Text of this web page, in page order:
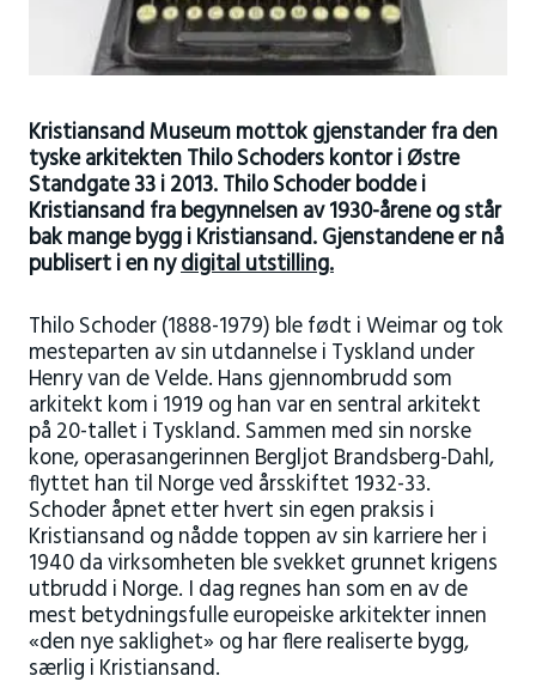
Kristiansand Museum mottok gjenstander fra den
tyske arkitekten Thilo Schoders kontor i Østre
Standgate 33 i 2013. Thilo Schoder bodde i
Kristiansand fra begynnelsen av 1930-årene og står
bak mange bygg i Kristiansand. Gjenstandene er nå
publisert i en nydigital utstilling.
Thilo Schoder (1888-1979) ble født i Weimar og tok
mesteparten av sin utdannelse i Tyskland under
Henry van de Velde. Hans gjennombrudd som
arkitekt kom i 1919 og han var en sentral arkitekt
på 20-tallet i Tyskland. Sammen med sin norske
kone, operasangerinnen Bergljot Brandsberg-Dahl,
flyttet han til Norge ved årsskiftet 1932-33.
Schoder åpnet etter hvert sin egen praksis i
Kristiansand og nådde toppen av sin karriere her i
1940 da virksomheten ble svekket grunnet krigens
utbrudd i Norge. I dag regnes han som en av de
mest betydningsfulle europeiske arkitekter innen
«den nye saklighet» og har flere realiserte bygg,
særlig i Kristiansand.